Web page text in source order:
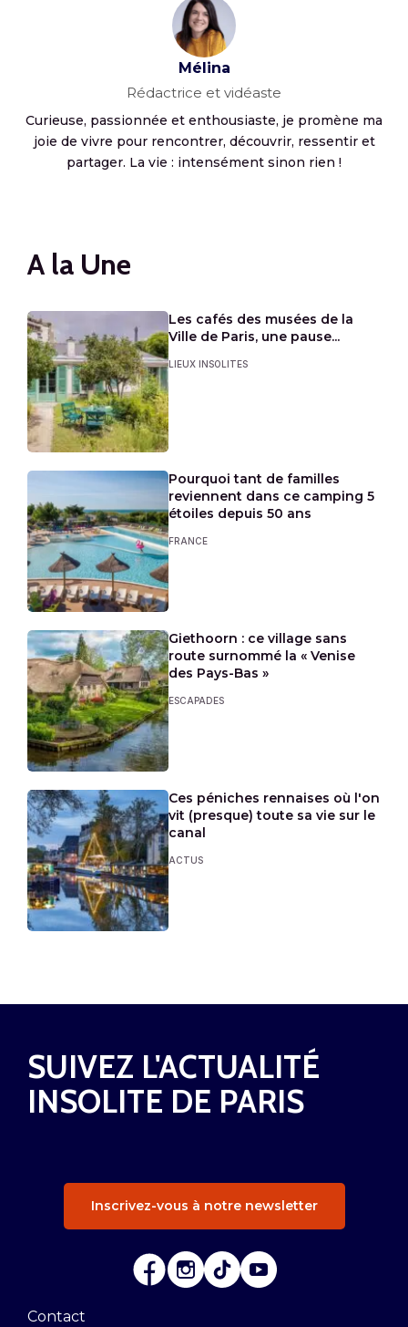
Mélina
Rédactrice et vidéaste
Curieuse, passionnée et enthousiaste, je promène ma
joie de vivre pour rencontrer, découvrir, ressentir et
partager. La vie : intensément sinon rien !
A la Une
Les cafés des musées de la
Ville de Paris, une pause...
LIEUX INSOLITES
Pourquoi tant de familles
reviennent dans ce camping 5
étoiles depuis 50 ans
FRANCE
Giethoorn : ce village sans
route surnommé la « Venise
des Pays-Bas »
ESCAPADES
Ces péniches rennaises où l'on
vit (presque) toute sa vie sur le
canal
ACTUS
SUIVEZ L'ACTUALITÉ
INSOLITE DE PARIS
Inscrivez-vous à notre newsletter
Contact